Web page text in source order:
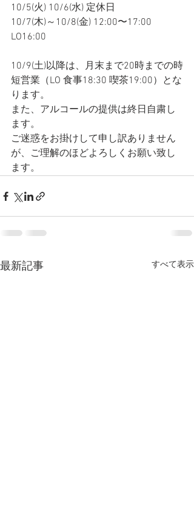
10/5(火) 10/6(水) 定休日
10/7(木)～10/8(金) 12:00〜17:00
LO16:00
10/9(土)以降は、月末まで20時までの時
短営業（LO 食事18:30 喫茶19:00）とな
ります。
また、アルコールの提供は終日自粛し
ます。
ご迷惑をお掛けして申し訳ありません
が、ご理解のほどよろしくお願い致し
ます。
最新記事 すべて表示